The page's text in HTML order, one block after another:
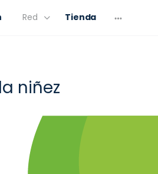
Red Tienda
niñez